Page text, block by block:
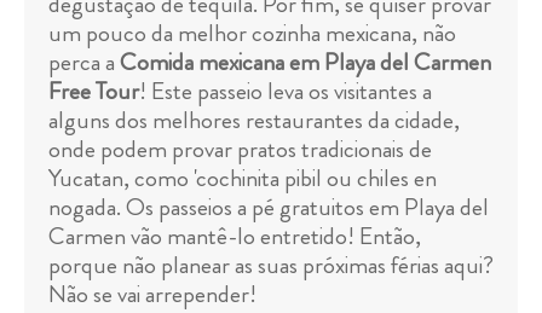
um pouco da melhor cozinha mexicana, não
perca aComida mexicana em Playa del Carmen
Free Tour! Este passeio leva os visitantes a
alguns dos melhores restaurantes da cidade,
onde podem provar pratos tradicionais de
Yucatan, como 'cochinita pibil ou chiles en
nogada. Os passeios a pé gratuitos em Playa del
Carmen vão mantê-lo entretido! Então,
porque não planear as suas próximas férias aqui?
Não se vai arrepender!